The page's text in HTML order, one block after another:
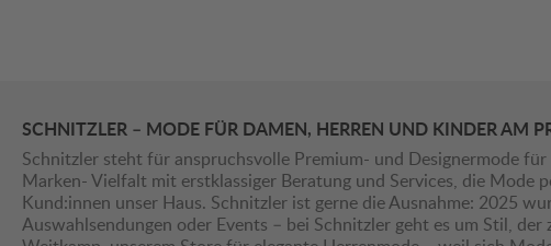
SCHNITZLER – MODE FÜR DAMEN, HERREN UND KINDER AM
Schnitzler steht für anspruchsvolle Premium- und Designermode
Marken- Vielfalt mit erstklassiger Beratung und Services, die
Kund:innen unser Haus. Schnitzler ist gerne die Ausnahme: 2025
Auswahlsendungen oder Events – bei Schnitzler geht es um Stil,